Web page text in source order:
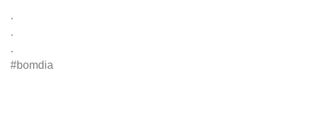
.
.
.
#bomdia